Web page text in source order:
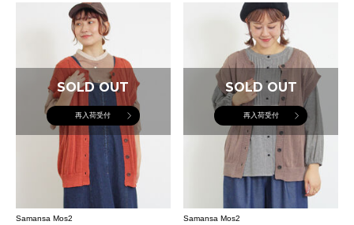
SOLD OUT
再入荷受付
Samansa Mos2
SOLD OUT
再入荷受付
Samansa Mos2